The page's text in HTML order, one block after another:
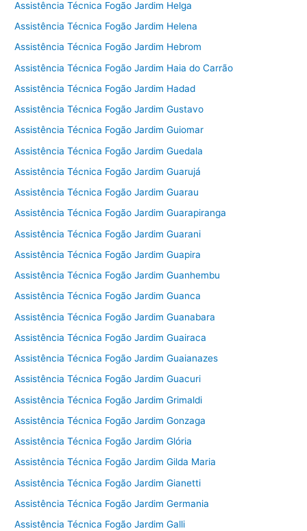
Assistência Técnica Fogão Jardim Helga
Assistência Técnica Fogão Jardim Helena
Assistência Técnica Fogão Jardim Hebrom
Assistência Técnica Fogão Jardim Haia do Carrão
Assistência Técnica Fogão Jardim Hadad
Assistência Técnica Fogão Jardim Gustavo
Assistência Técnica Fogão Jardim Guiomar
Assistência Técnica Fogão Jardim Guedala
Assistência Técnica Fogão Jardim Guarujá
Assistência Técnica Fogão Jardim Guarau
Assistência Técnica Fogão Jardim Guarapiranga
Assistência Técnica Fogão Jardim Guarani
Assistência Técnica Fogão Jardim Guapira
Assistência Técnica Fogão Jardim Guanhembu
Assistência Técnica Fogão Jardim Guanca
Assistência Técnica Fogão Jardim Guanabara
Assistência Técnica Fogão Jardim Guairaca
Assistência Técnica Fogão Jardim Guaianazes
Assistência Técnica Fogão Jardim Guacuri
Assistência Técnica Fogão Jardim Grimaldi
Assistência Técnica Fogão Jardim Gonzaga
Assistência Técnica Fogão Jardim Glória
Assistência Técnica Fogão Jardim Gilda Maria
Assistência Técnica Fogão Jardim Gianetti
Assistência Técnica Fogão Jardim Germania
Assistência Técnica Fogão Jardim Galli